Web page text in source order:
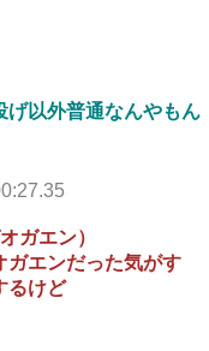
げ以外普通なんやもん
ガエン）
ガエンだった気がす
るけど